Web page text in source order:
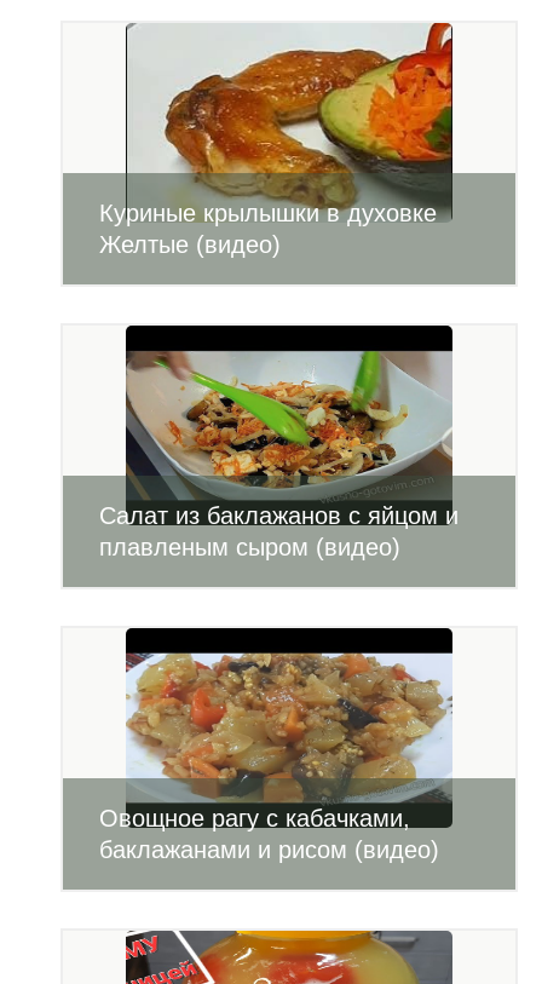
Куриные крылышки в духовке
Желтые (видео)
Салат из баклажанов с яйцом и
плавленым сыром (видео)
Овощное рагу с кабачками,
баклажанами и рисом (видео)